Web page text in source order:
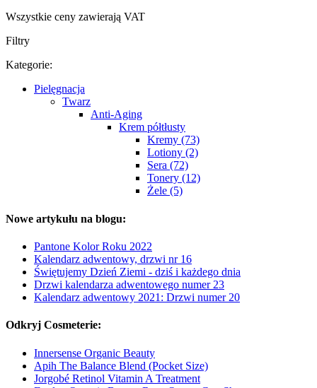
Wszystkie ceny zawierają VAT
Filtry
Kategorie:
Pielęgnacja
Twarz
Anti-Aging
Krem półtłusty
Kremy (73)
Lotiony (2)
Sera (72)
Tonery (12)
Żele (5)
Nowe artykułu na blogu:
Pantone Kolor Roku 2022
Kalendarz adwentowy, drzwi nr 16
Świętujemy Dzień Ziemi - dziś i każdego dnia
Drzwi kalendarza adwentowego numer 23
Kalendarz adwentowy 2021: Drzwi numer 20
Odkryj Cosmeterie:
Innersense Organic Beauty
Apih The Balance Blend (Pocket Size)
Jorgobé Retinol Vitamin A Treatment